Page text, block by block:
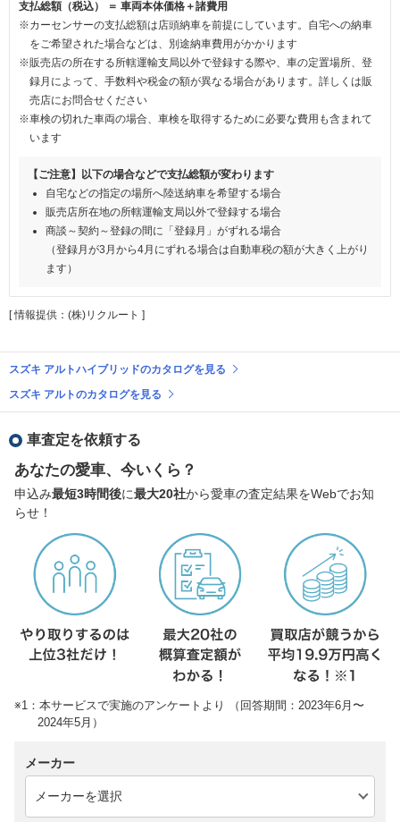
支払総額（税込） ＝ 車両本体価格＋諸費用
※カーセンサーの支払総額は店頭納車を前提にしています。自宅への納車
をご希望された場合などは、別途納車費用がかかります
※販売店の所在する所轄運輸支局以外で登録する際や、車の定置場所、登
録月によって、手数料や税金の額が異なる場合があります。詳しくは販
売店にお問合せください
※車検の切れた車両の場合、車検を取得するために必要な費用も含まれて
います
【ご注意】以下の場合などで支払総額が変わります
自宅などの指定の場所へ陸送納車を希望する場合
販売店所在地の所轄運輸支局以外で登録する場合
商談～契約～登録の間に「登録月」がずれる場合
（登録月が3月から4月にずれる場合は自動車税の額が大きく上がり
ます）
[ 情報提供：(株)リクルート ]
スズキ アルトハイブリッドのカタログを見る
スズキ アルトのカタログを見る
車査定を依頼する
あなたの愛車、今いくら？
申込み最短3時間後に最大20社から愛車の査定結果をWebでお知
らせ！
※1：本サービスで実施のアンケートより （回答期間：2023年6月〜
2024年5月）
メーカー